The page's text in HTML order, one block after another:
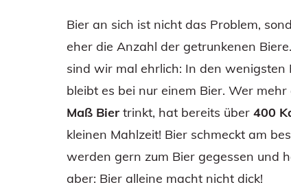
Bier an sich ist nicht das Problem,
eher die Anzahl der getrunkenen
sind wir mal ehrlich: In den wenigsten
bleibt es bei nur einem Bier. Wer mehr
Maß Bier trinkt, hat bereits über 400
kleinen Mahlzeit! Bier schmeckt am
werden gern zum Bier gegessen und
aber: Bier alleine macht nicht dick!